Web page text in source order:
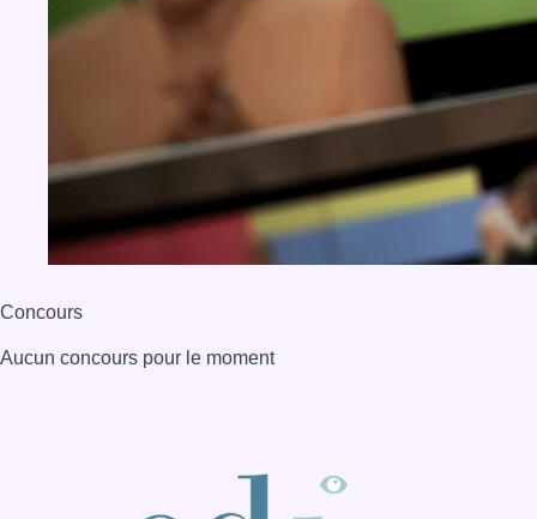
Concours
Aucun concours pour le moment